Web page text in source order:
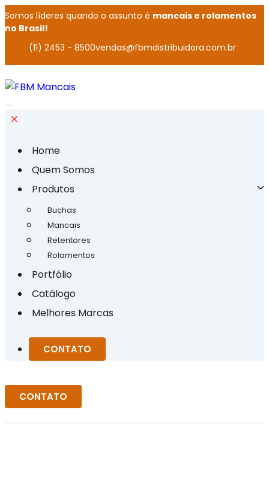
Somos líderes quando o assunto é mancais e rolamentos
no Brasil!
(11) 2453 - 8500vendas@fbmdistribuidora.com.br
Home
Quem Somos
Produtos
Buchas
Mancais
Retentores
Rolamentos
Portfólio
Catálogo
Melhores Marcas
CONTATO
CONTATO